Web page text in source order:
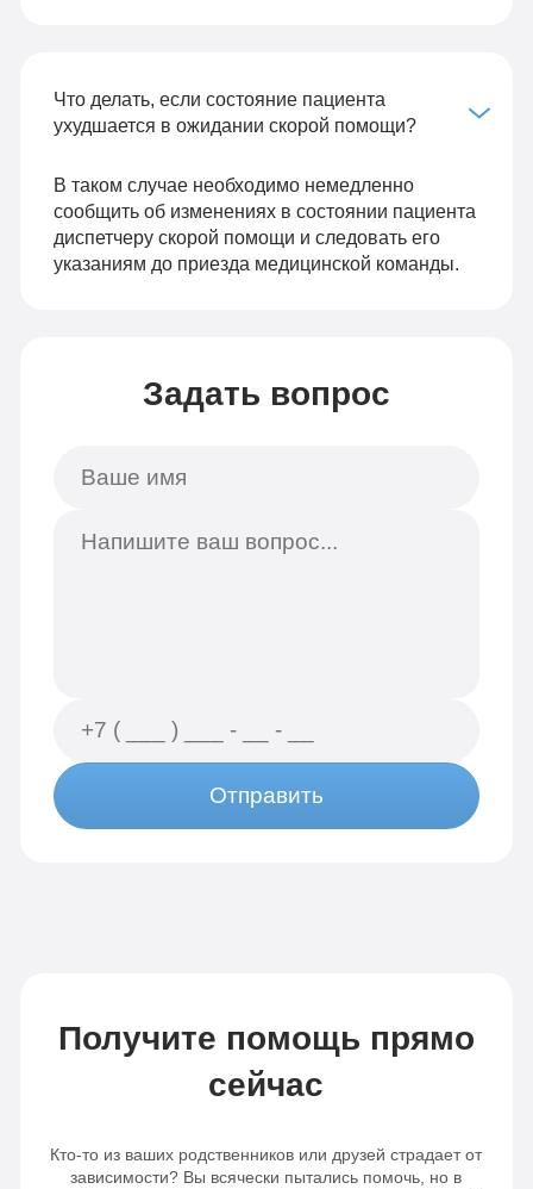
Что делать, если состояние пациента
ухудшается в ожидании скорой помощи?
В таком случае необходимо немедленно
сообщить об изменениях в состоянии пациента
диспетчеру скорой помощи и следовать его
указаниям до приезда медицинской команды.
Задать вопрос
Отправить
Получите помощь прямо
сейчас
Кто-то из ваших родственников или друзей страдает от
зависимости? Вы всячески пытались помочь, но в